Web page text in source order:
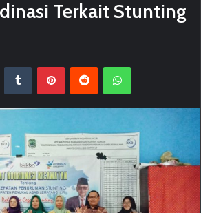
Terkait Stunting